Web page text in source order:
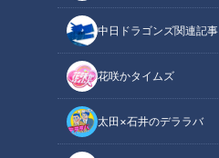
中日ドラゴンズ関連記事
花咲かタイムズ
太田×石井のデララバ